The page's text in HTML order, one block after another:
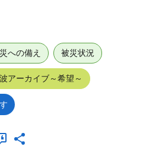
への備え 被災状況
アーカイブ～希望～